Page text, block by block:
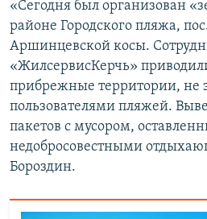
«Сегодня был организован
районе Городского пляжа,
Аршинцевской косы.
«ЖилсервисКерчь»
прибрежные территории, не
пользователями пляжей.
пакетов с мусором,
недобросовестными
Бороздин.